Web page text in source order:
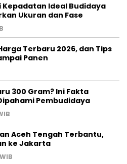
Kepadatan Ideal Budidaya
Ukuran dan Fase
Terbaru 2026, dan Tips
Panen
300 Gram? Ini Fakta
Pembudidaya
Aceh Tengah Terbantu,
ke Jakarta